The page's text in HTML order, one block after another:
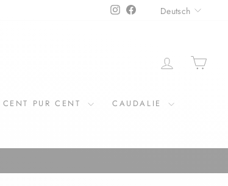
InstagramFacebookDeutsch
CENT PUR CENT
CAUDALIE